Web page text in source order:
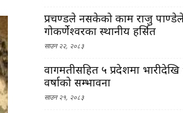
प्रचण्डले नसकेको काम राजु
गोकर्णेश्वरका स्थानीय हर्सित
साउन २२, २०८३
वागमतीसहित ५ प्रदेशमा भारीदेखि
वर्षाको सम्भावना
साउन २१, २०८३